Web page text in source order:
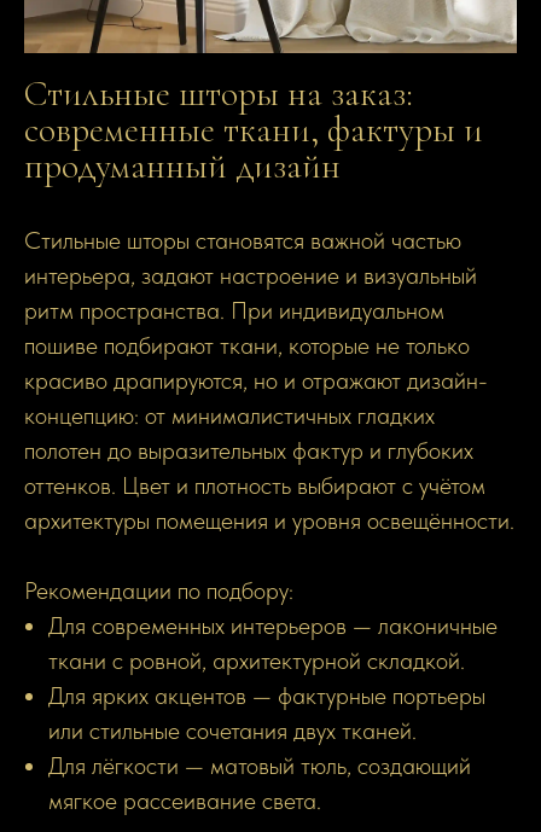
Стильные шторы на заказ:
современные ткани, фактуры и
продуманный дизайн
Стильные шторы становятся важной частью
интерьера, задают настроение и визуальный
ритм пространства. При индивидуальном
пошиве подбирают ткани, которые не только
красиво драпируются, но и отражают дизайн-
концепцию: от минималистичных гладких
полотен до выразительных фактур и глубоких
оттенков. Цвет и плотность выбирают с учётом
архитектуры помещения и уровня освещённости.
Рекомендации по подбору:
Для современных интерьеров — лаконичные
ткани с ровной, архитектурной складкой.
Для ярких акцентов — фактурные портьеры
или стильные сочетания двух тканей.
Для лёгкости — матовый тюль, создающий
мягкое рассеивание света.